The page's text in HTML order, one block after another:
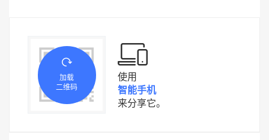
加载
二维码
使用
智能手机
来分享它。